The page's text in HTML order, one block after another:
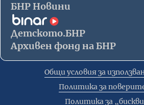
БНР Новини
Детското.БНР
Архивен фонд на БНР
Общи условия за
Политика за
Политика за